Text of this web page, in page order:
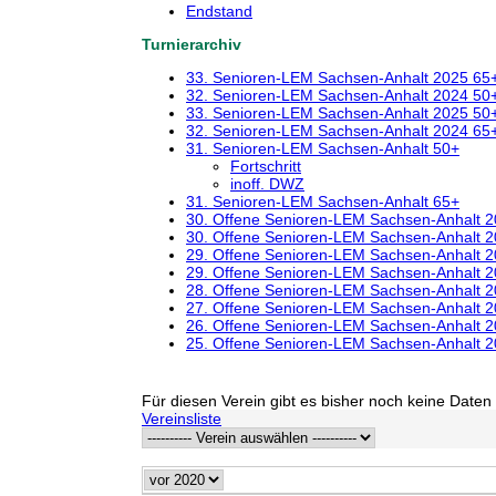
Endstand
Turnierarchiv
33. Senioren-LEM Sachsen-Anhalt 2025
32. Senioren-LEM Sachsen-Anhalt 2024
33. Senioren-LEM Sachsen-Anhalt 2025
32. Senioren-LEM Sachsen-Anhalt 2024
31. Senioren-LEM Sachsen-Anhalt 50+
Fortschritt
inoff. DWZ
31. Senioren-LEM Sachsen-Anhalt 65+
30. Offene Senioren-LEM Sachsen-Anhalt
30. Offene Senioren-LEM Sachsen-Anhalt
29. Offene Senioren-LEM Sachsen-Anhalt
29. Offene Senioren-LEM Sachsen-Anhalt
28. Offene Senioren-LEM Sachsen-Anhalt
27. Offene Senioren-LEM Sachsen-Anhalt
26. Offene Senioren-LEM Sachsen-Anhalt
25. Offene Senioren-LEM Sachsen-Anhalt
Für diesen Verein gibt es bisher noch keine Daten
Vereinsliste